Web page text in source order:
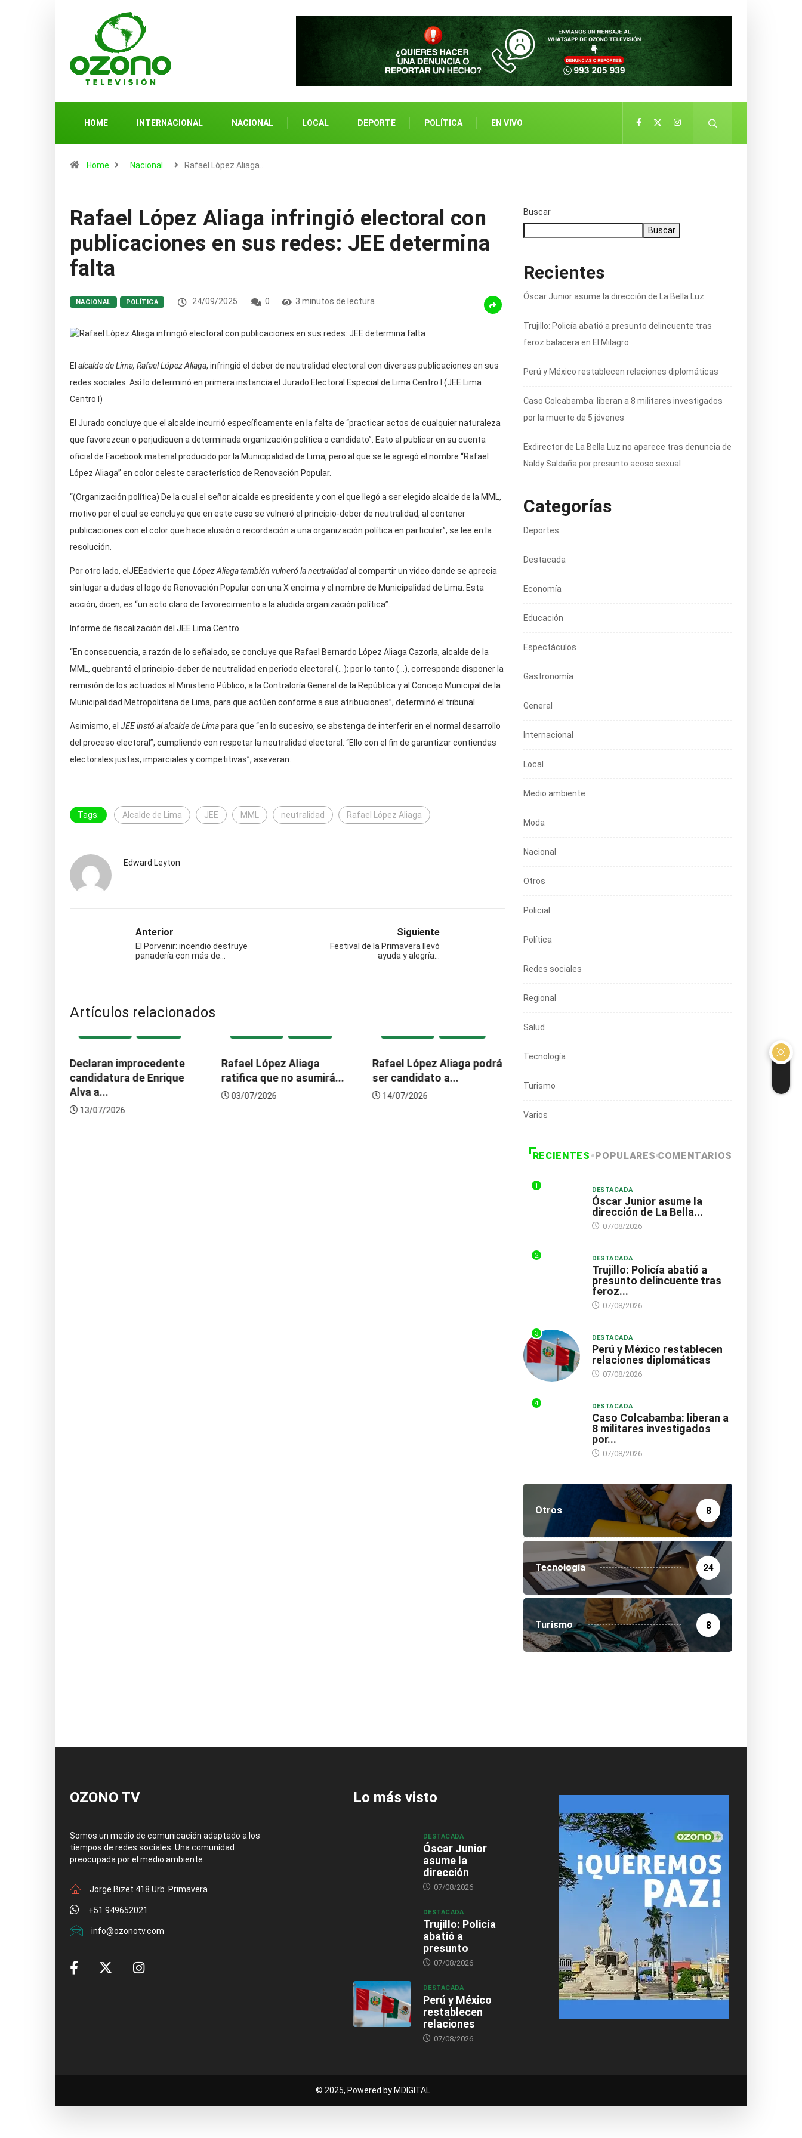
HOME INTERNACIONAL NACIONAL LOCAL DEPORTE POLÍTICA EN VIVO
Home Nacional Rafael López Aliaga…
Rafael López Aliaga infringió electoral con
publicaciones en sus redes: JEE determina
falta
NACIONAL POLÍTICA 24/09/2025 0 3 minutos de lectura
El alcalde de Lima, Rafael López Aliaga, infringió el deber de neutralidad electoral con diversas publicaciones en sus
redes sociales. Así lo determinó en primera instancia el Jurado Electoral Especial de Lima Centro I (JEE Lima
Centro I)
El Jurado concluye que el alcalde incurrió específicamente en la falta de “practicar actos de cualquier naturaleza
que favorezcan o perjudiquen a determinada organización política o candidato”. Esto al publicar en su cuenta
oficial de Facebook material producido por la Municipalidad de Lima, pero al que se le agregó el nombre “Rafael
López Aliaga” en color celeste característico de Renovación Popular.
“(Organización política) De la cual el señor alcalde es presidente y con el que llegó a ser elegido alcalde de la MML,
motivo por el cual se concluye que en este caso se vulneró el principio-deber de neutralidad, al contener
publicaciones con el color que hace alusión o recordación a una organización política en particular”, se lee en la
resolución.
Por otro lado, elJEEadvierte que López Aliagatambién vulneró la neutralidadal compartir un video donde se aprecia
sin lugar a dudas el logo de Renovación Popular con una X encima y el nombre de Municipalidad de Lima. Esta
acción, dicen, es “un acto claro de favorecimiento a la aludida organización política”.
Informe de fiscalización del JEE Lima Centro.
“En consecuencia, a razón de lo señalado, se concluye que Rafael Bernardo López Aliaga Cazorla, alcalde de la
MML, quebrantó el principio-deber de neutralidad en periodo electoral (…); por lo tanto (…), corresponde disponer la
remisión de los actuados al Ministerio Público, a la Contraloría General de la República y al Concejo Municipal de la
Municipalidad Metropolitana de Lima, para que actúen conforme a sus atribuciones”, determinó el tribunal.
Asimismo, el JEEinstó al alcalde de Limapara que “en lo sucesivo, se abstenga de interferir en el normal desarrollo
del proceso electoral”, cumpliendo con respetar la neutralidad electoral. “Ello con el fin de garantizar contiendas
electorales justas, imparciales y competitivas”, aseveran.
Tags: Alcalde de Lima JEE MML neutralidad Rafael López Aliaga
Edward Leyton
Anterior
El Porvenir: incendio destruye
panadería con más de…
Siguiente
Festival de la Primavera llevó
ayuda y alegría…
Artículos relacionados
Declaran improcedente
candidatura de Enrique
Alva a...
13/07/2026
Rafael López Aliaga
ratifica que no asumirá...
03/07/2026
Rafael López Aliaga podrá
ser candidato a...
14/07/2026
Declaran improcedente
Alva a...
13/07/2026
Buscar
Buscar
Recientes
Óscar Junior asume la dirección de La Bella Luz
Trujillo: Policía abatió a presunto delincuente tras
feroz balacera en El Milagro
Perú y México restablecen relaciones diplomáticas
Caso Colcabamba: liberan a 8 militares investigados
por la muerte de 5 jóvenes
Exdirector de La Bella Luz no aparece tras denuncia de
Naldy Saldaña por presunto acoso sexual
Categorías
Deportes
Destacada
Economía
Educación
Espectáculos
Gastronomía
General
Internacional
Local
Medio ambiente
Moda
Nacional
Otros
Policial
Política
Redes sociales
Regional
Salud
Tecnología
Turismo
Varios
RECIENTES POPULARESCOMENTARIOS
1
DESTACADA
Óscar Junior asume la
dirección de La Bella...
07/08/2026
2 DESTACADA
Trujillo: Policía abatió a
presunto delincuente tras
feroz...
07/08/2026
3
DESTACADA
Perú y México restablecen
relaciones diplomáticas
07/08/2026
4 DESTACADA
Caso Colcabamba: liberan a
8 militares investigados
por...
07/08/2026
Otros 8
Tecnología 24
Turismo 8
OZONO TV
Somos un medio de comunicación adaptado a los
tiempos de redes sociales. Una comunidad
preocupada por el medio ambiente.
Jorge Bizet 418 Urb. Primavera
+51 949652021
info@ozonotv.com
Lo más visto
DESTACADA
Óscar Junior
asume la
dirección
07/08/2026
DESTACADA
Trujillo: Policía
abatió a
presunto
07/08/2026
DESTACADA
Perú y México
restablecen
relaciones
07/08/2026
© 2025, Powered by MDIGITAL